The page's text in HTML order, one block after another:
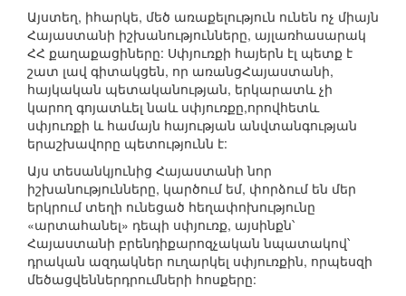
Այստեղ, իհարկե, մեծ առաքելություն ունեն ոչ միայն
Հայաստանի իշխանությունները, այլառհասարակ
ՀՀ քաղաքացիները: Սփյուռքի հայերն էլ պետք է
շատ լավ գիտակցեն, որ առանցՀայաստանի,
հայկական պետականության, երկարատև չի
կարող գոյատևել նաև սփյուռքը,որովհետև
սփյուռքի և համայն հայության անվտանգության
երաշխավորը պետությունն է:
Այս տեսանկյունից Հայաստանի նոր
իշխանությունները, կարծում եմ, փորձում են մեր
երկրում տեղի ունեցած հեղափոխությունը
«արտահանել» դեպի սփյուռք, այսինքն՝
Հայաստանի բրենդիքարոզչական նպատակով՝
դրական ազդակներ ուղարկել սփյուռքին, որպեսզի
մեծացվեններդրումների հոսքերը: